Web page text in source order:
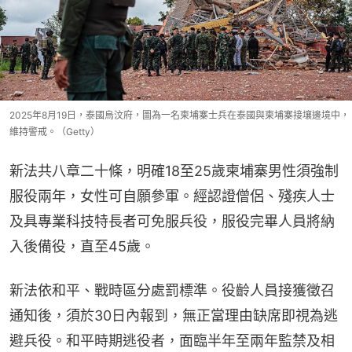
2025年8月19日，泰國烏汶府，圖為一名柬埔寨士兵在泰國與柬埔寨接壤邊境中，
維持警戒。（Getty）
新法共八章二十條，明確18至25歲柬埔寨男性須強制
服役兩年，女性可自願參軍。經認證僧侶、殘疾人士
及具專業科技特長者可免服兵役，服役完畢人員將納
入後備役，直至45歲。
新法依和平、戰時區分處罰標準。役齡人員接獲徵召
通知後，須於30日內報到，無正當理由缺席即視為逃
避兵役。和平時期逃役者，面臨半年至兩年監禁及相